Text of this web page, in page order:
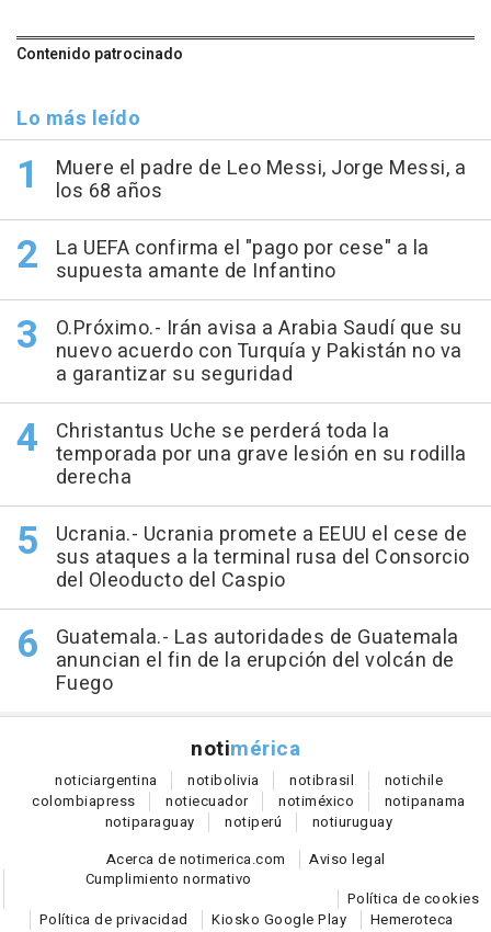
Contenido patrocinado
Lo más leído
Muere el padre de Leo Messi, Jorge Messi, a
los 68 años
La UEFA confirma el "pago por cese" a la
supuesta amante de Infantino
O.Próximo.- Irán avisa a Arabia Saudí que su
nuevo acuerdo con Turquía y Pakistán no va
a garantizar su seguridad
Christantus Uche se perderá toda la
temporada por una grave lesión en su rodilla
derecha
Ucrania.- Ucrania promete a EEUU el cese de
sus ataques a la terminal rusa del Consorcio
del Oleoducto del Caspio
Guatemala.- Las autoridades de Guatemala
anuncian el fin de la erupción del volcán de
Fuego
notimérica
noticiargentina notibolivia notibrasil notichile
colombiapress notiecuador notiméxico notipanama
notiparaguay notiperú notiuruguay
Acerca de notimerica.com
Aviso legal
Cumplimiento normativo
Política de cookies
Política de privacidad
Kiosko Google Play
Hemeroteca